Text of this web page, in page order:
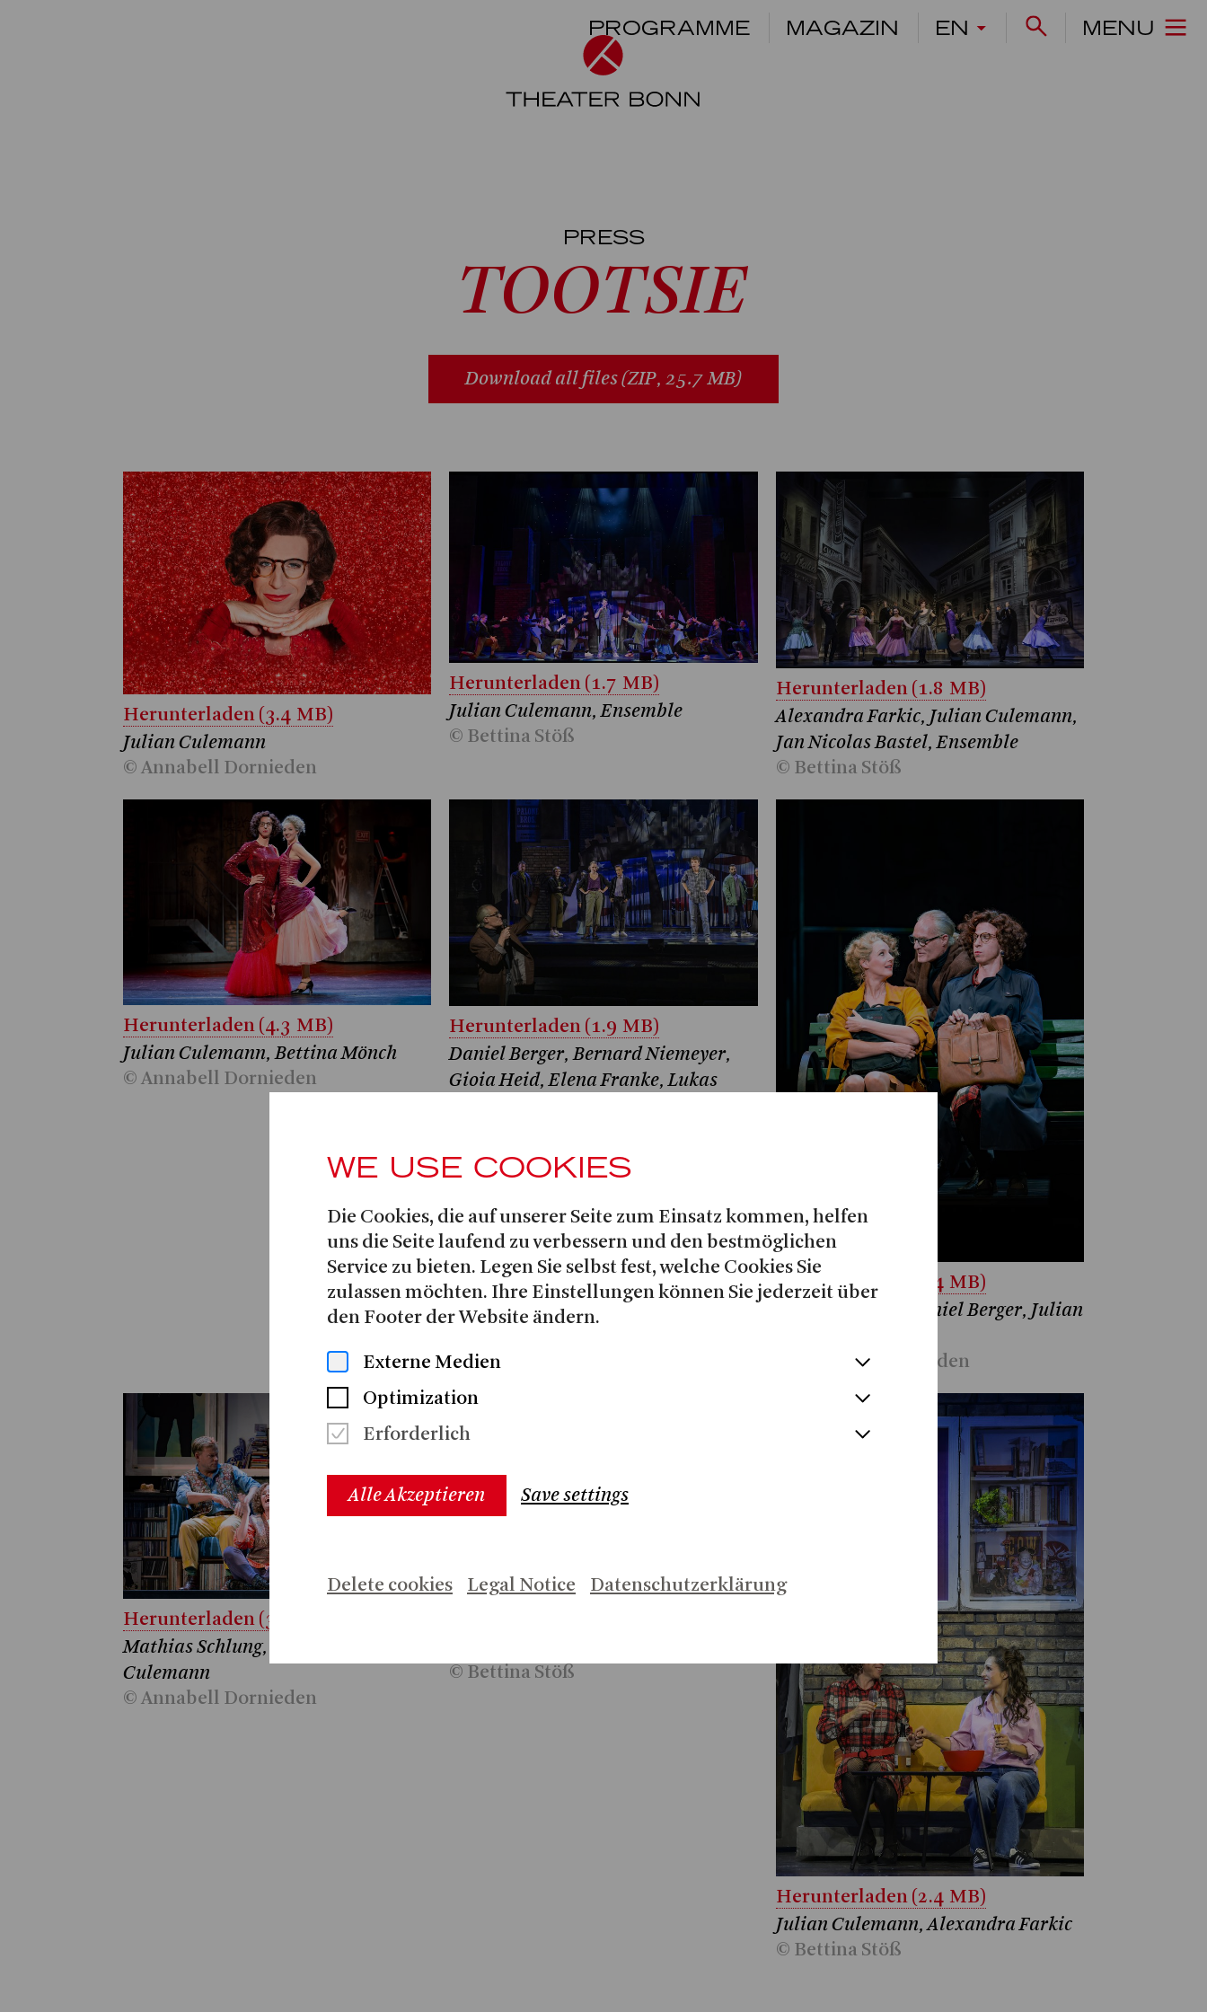
PROGRAMME MAGAZIN EN MENU
PRESS
TOOTSIE
Download all files(ZIP, 25.7 MB)
Herunterladen (3.4 MB)
Julian Culemann
© Annabell Dornieden
Herunterladen (1.7 MB)
Julian Culemann, Ensemble
© Bettina Stöß
Herunterladen (1.8 MB)
Alexandra Farkic, Julian Culemann,
Jan Nicolas Bastel, Ensemble
© Bettina Stöß
Herunterladen (4.3 MB)
Julian Culemann, Bettina Mönch
© Annabell Dornieden
Herunterladen (1.9 MB)
Daniel Berger, Bernard Niemeyer,
Gioia Heid, Elena Franke, Lukas
© Bettina Stöß
Herunterladen (4.4 MB)
Bettina Mönch, Daniel Berger, Julian
© Annabell Dornieden
Herunterladen (3.8 MB)
Mathias Schlung, Vera Bolten, Julian
Culemann
© Annabell Dornieden
© Bettina Stöß
Herunterladen (2.4 MB)
Julian Culemann, Alexandra Farkic
© Bettina Stöß
WE USE COOKIES
Die Cookies, die auf unserer Seite zum Einsatz kommen, helfen
uns die Seite laufend zu verbessern und den bestmöglichen
Service zu bieten. Legen Sie selbst fest, welche Cookies Sie
zulassen möchten. Ihre Einstellungen können Sie jederzeit über
den Footer der Website ändern.
Externe Medien
Optimization
Erforderlich
Alle Akzeptieren Save settings
Delete cookies Legal Notice Datenschutzerklärung